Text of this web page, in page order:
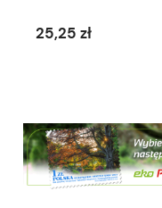
25,25 zł